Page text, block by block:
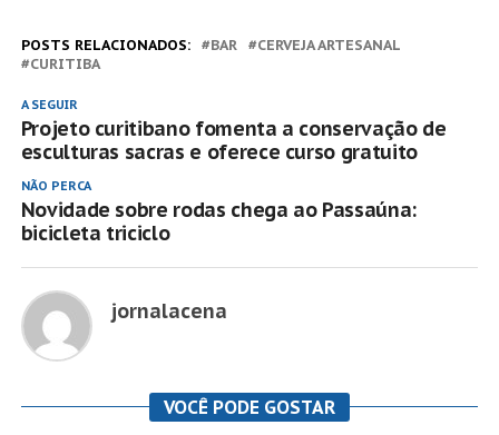
POSTS RELACIONADOS: BAR
CERVEJA ARTESANAL
CURITIBA
A SEGUIR
Projeto curitibano fomenta a conservação de
esculturas sacras e oferece curso gratuito
NÃO PERCA
Novidade sobre rodas chega ao Passaúna:
bicicleta triciclo
jornalacena
VOCÊ PODE GOSTAR